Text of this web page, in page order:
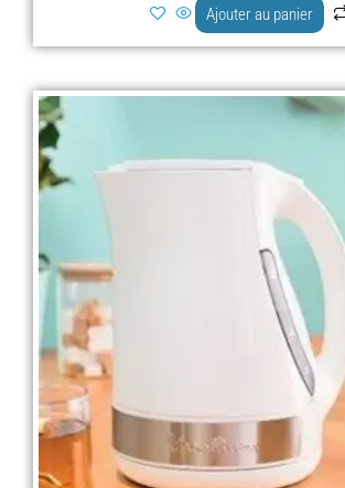
Ajouter au panier
Le
initial
Le
prix
actuel
د.ج 9.900,00.